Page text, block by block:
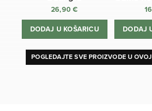
26,90€
DODAJ U KOŠARICU DODAJ
POGLEDAJTE SVE PROIZVODE U